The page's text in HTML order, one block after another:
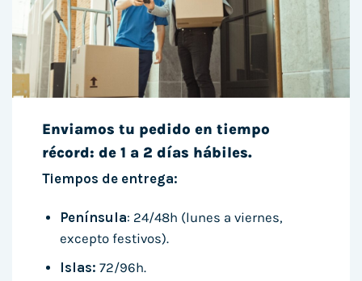
Enviamos tu pedido en tiempo
récord: de 1 a 2 días hábiles.
Tiempos de entrega:
Península: 24/48h (lunes a viernes,
excepto festivos).
Islas: 72/96h.